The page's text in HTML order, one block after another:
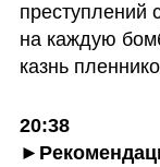
преступлений
на каждую
казнь
20:38